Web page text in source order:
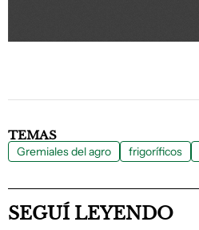
TEMAS
Gremiales del agro frigoríficos
SEGUÍ LEYENDO